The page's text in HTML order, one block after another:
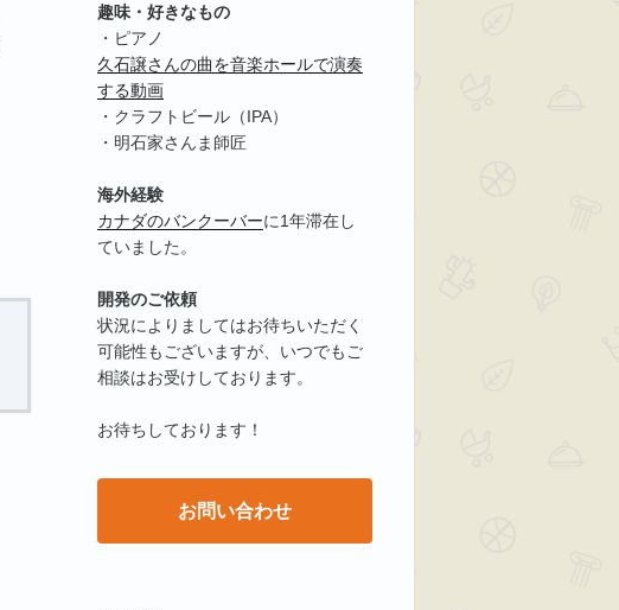
趣味・好きなもの
・ピアノ
久石譲さんの曲を音楽ホールで演奏
する動画
・クラフトビール（IPA）
・明石家さんま師匠
海外経験
カナダのバンクーバーに1年滞在し
ていました。
開発のご依頼
状況によりましてはお待ちいただく
可能性もございますが、いつでもご
相談はお受けしております。
お待ちしております！
お問い合わせ